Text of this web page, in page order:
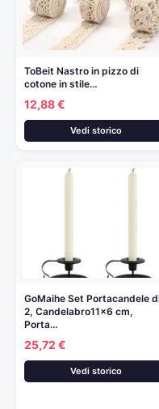
ToBeit Nastro in pizzo di
cotone in stile…
12,88 €
Vedi storico
GoMaihe Set Portacandele
2, Candelabro11x6 cm,
Porta…
25,72 €
Vedi storico